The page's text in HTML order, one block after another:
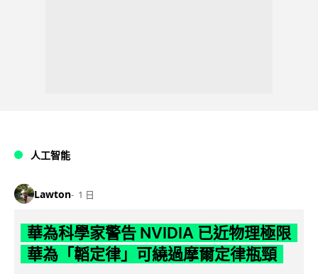
人工智能
Lawton 1 日
華為科學家警告 NVIDIA 已近物理極限
華為「韜定律」可繞過摩爾定律瓶頸